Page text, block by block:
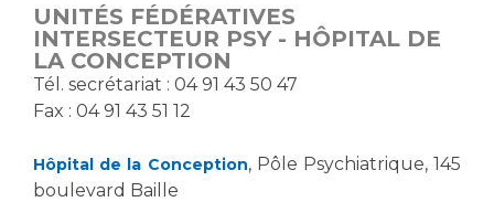
UNITÉS FÉDÉRATIVES
INTERSECTEUR PSY - HÔPITAL DE
LA CONCEPTION
Tél. secrétariat : 04 91 43 50 47
Fax : 04 91 43 51 12
Hôpital de la Conception, Pôle Psychiatrique, 145
boulevard Baille